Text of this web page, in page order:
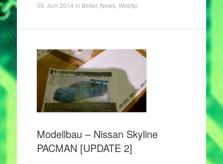
09. Juni 2014 in Bilder, News, Webtip
Modellbau – Nissan Skyline
PACMAN [UPDATE 2]